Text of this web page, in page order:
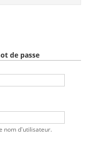
de passe
nom d'utilisateur.